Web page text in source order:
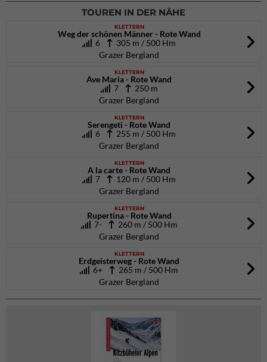
TOUREN IN DER NÄHE
KLETTERN
Weg der schönen Männer - Rote Wand
6
305 m / 500 Hm
Grazer Bergland
KLETTERN
Ave Maria - Rote Wand
7 250 m
Grazer Bergland
KLETTERN
Serengeti - Rote Wand
6
255 m / 500 Hm
Grazer Bergland
KLETTERN
A la carte - Rote Wand
7
120 m / 500 Hm
Grazer Bergland
KLETTERN
Rupertina - Rote Wand
7- 260 m / 500 Hm
Grazer Bergland
KLETTERN
Erdgeisterweg - Rote Wand
6+
265 m / 500 Hm
Grazer Bergland